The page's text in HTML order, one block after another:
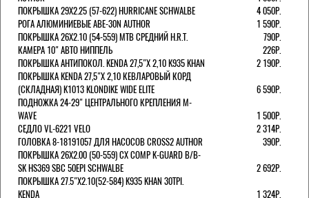
ПОКРЫШКА 29X2.25 (57-622) HURRICANE SCHWALBE
4 050Р.
РОГА АЛЮМИНИЕВЫЕ ABE-30N AUTHOR
1 590Р.
ПОКРЫШКА 26X2.10 (54-559) MTB СРЕДНИЙ H.R.T.
790Р.
КАМЕРА 10" АВТО НИППЕЛЬ
226Р.
ПОКРЫШКА АНТИПОКОЛ. KENDA 27,5"Х 2,10 K935 KHAN
2 190Р.
ПОКРЫШКА KENDA 27,5"Х 2,10 КЕВЛАРОВЫЙ КОРД
(СКЛАДНАЯ) K1013 KLONDIKE WIDE ELITE
6 590Р.
ПОДНОЖКА 24-29" ЦЕНТРАЛЬНОГО КРЕПЛЕНИЯ M-
WAVE
1 500Р.
СЕДЛО VL-6221 VELO
2 314Р.
ГОЛОВКА 8-18191057 ДЛЯ НАСОСОВ CROSS2 AUTHOR
390Р.
ПОКРЫШКА 26X2.00 (50-559) CX COMP K-GUARD B/B-
SK HS369 SBC 50EPI SCHWALBE
2 692Р.
ПОКРЫШКА 27.5"Х2.10(52-584) K935 KHAN 30TPI.
KENDA
1 324Р.